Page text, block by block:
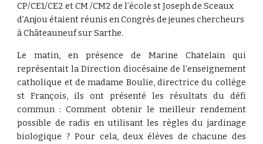
CP/CE1/CE2 et CM /CM2 de l’école st Joseph de Sceaux
d’Anjou étaient réunis en Congrès de jeunes chercheurs
à Châteauneuf sur Sarthe.
Le matin, en présence de Marine Chatelain qui
représentait la Direction diocésaine de l’enseignement
catholique et de madame Boulie, directrice du collège
st François, ils ont présenté les résultats du défi
commun : Comment obtenir le meilleur rendement
possible de radis en utilisant les règles du jardinage
biologique ? Pour cela, deux élèves de chacune des